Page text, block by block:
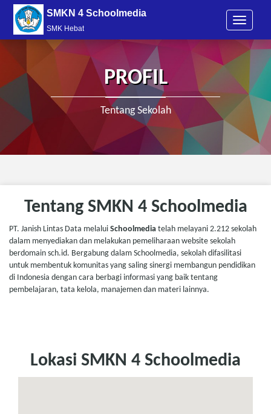
T
o
g
e
n
a
i
a
n
SMKN 4 Schoolmedia
SMK Hebat
PROFIL
Tentang Sekolah
Tentang SMKN 4 Schoolmedia
PT. Janish Lintas Data melalui Schoolmedia telah melayani 2.212 sekolah
dalam menyediakan dan melakukan pemeliharaan website sekolah
berdomain sch.id. Bergabung dalam Schoolmedia, sekolah difasilitasi
untuk membentuk komunitas yang saling sinergi membangun pendidikan
di Indonesia dengan cara berbagi informasi yang baik tentang
pembelajaran, tata kelola, manajemen dan materi lainnya.
Lokasi SMKN 4 Schoolmedia